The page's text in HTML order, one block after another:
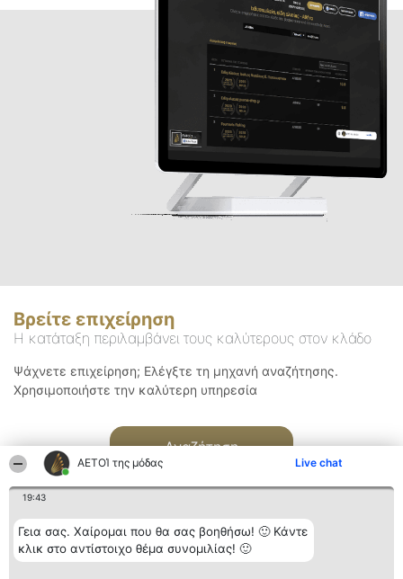
ΑΕΤΟΊ της μόδας Live chat
19:43
Γεια σας. Χαίρομαι που θα σας βοηθήσω! 🙂 Κάντε
κλικ στο αντίστοιχο θέμα συνομιλίας! 🙂
Βρείτε επιχείρηση
Η κατάταξη περιλαμβάνει τους καλύτερους στον κλάδο
Ψάχνετε επιχείρηση; Ελέγξτε τη μηχανή αναζήτησης.
Χρησιμοποιήστε την καλύτερη υπηρεσία
Αναζήτηση